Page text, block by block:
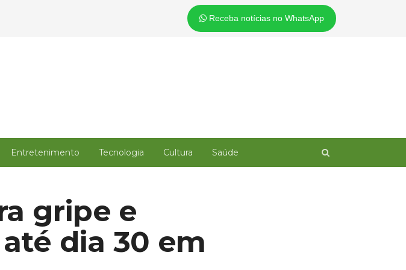
Receba notícias no WhatsApp
Entretenimento Tecnologia Cultura Saúde
gripe e
dia 30 em